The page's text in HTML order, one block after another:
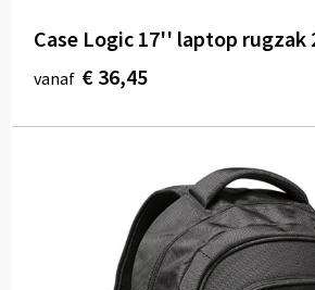
Case Logic 17'' laptop rugzak
vanaf € 36,45